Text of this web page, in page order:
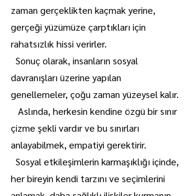
zaman gerçeklikten kaçmak yerine,
gerçeği yüzümüze çarptıkları için
rahatsızlık hissi verirler.
Sonuç olarak, insanların sosyal
davranışları üzerine yapılan
genellemeler, çoğu zaman yüzeysel kalır.
Aslında, herkesin kendine özgü bir sınır
çizme şekli vardır ve bu sınırları
anlayabilmek, empatiyi gerektirir.
Sosyal etkileşimlerin karmaşıklığı içinde,
her bireyin kendi tarzını ve seçimlerini